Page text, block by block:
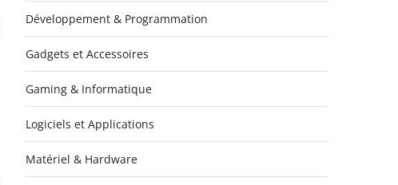
Développement & Programmation
Gadgets et Accessoires
Gaming & Informatique
Logiciels et Applications
Matériel & Hardware